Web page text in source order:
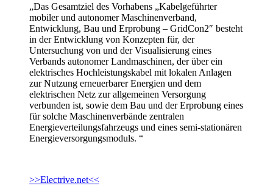
„Das Gesamtziel des Vorhabens „Kabelgeführter
mobiler und autonomer Maschinenverband,
Entwicklung, Bau und Erprobung – GridCon2″ besteht
in der Entwicklung von Konzepten für, der
Untersuchung von und der Visualisierung eines
Verbands autonomer Landmaschinen, der über ein
elektrisches Hochleistungskabel mit lokalen Anlagen
zur Nutzung erneuerbarer Energien und dem
elektrischen Netz zur allgemeinen Versorgung
verbunden ist, sowie dem Bau und der Erprobung eines
für solche Maschinenverbände zentralen
Energieverteilungsfahrzeugs und eines semi-stationären
Energieversorgungsmoduls. “
>>Electrive.net<<